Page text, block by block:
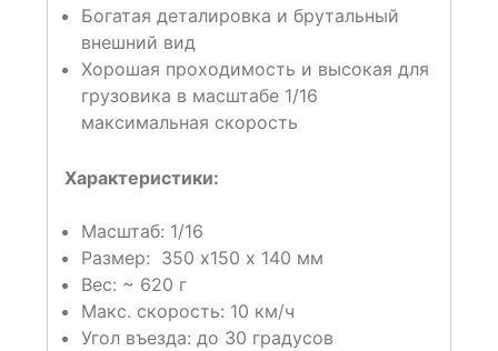
Богатая деталировка и брутальный
внешний вид
Хорошая проходимость и высокая для
грузовика в масштабе 1/16
максимальная скорость
Характеристики:
Масштаб: 1/16
Размер: 350 х150 х 140 мм
Вес: ~ 620 г
Макс. скорость: 10 км/ч
Угол въезда: до 30 градусов